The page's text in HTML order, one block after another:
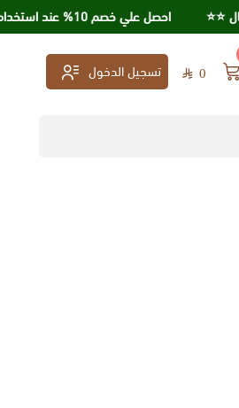
احصل علي خصم 10% عند استخدامك كود خصم KSA95
0 تسجيل الدخول